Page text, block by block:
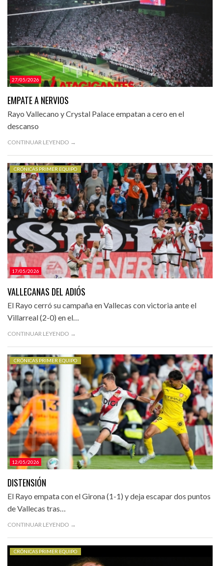
27/05/2026
EMPATE A NERVIOS
Rayo Vallecano y Crystal Palace empatan a cero en el
descanso
CONTINUAR LEYENDO →
17/05/2026
CRÓNICAS PRIMER EQUIPO
VALLECANAS DEL ADIÓS
El Rayo cerró su campaña en Vallecas con victoria ante el
Villarreal (2-0) en el…
CONTINUAR LEYENDO →
12/05/2026
CRÓNICAS PRIMER EQUIPO
DISTENSIÓN
El Rayo empata con el Girona (1-1) y deja escapar dos puntos
de Vallecas tras…
CONTINUAR LEYENDO →
CRÓNICAS PRIMER EQUIPO